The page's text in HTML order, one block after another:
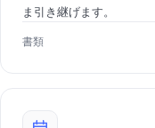
ま引き継げます。
書類